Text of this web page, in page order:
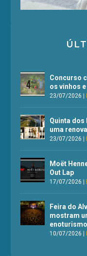
Concurso
os vinhos
23/07/2026
Quinta dos
uma
23/07/2026
Moët
Out Lap
17/07/2026
Feira do
mostram
enoturismo
10/07/2026